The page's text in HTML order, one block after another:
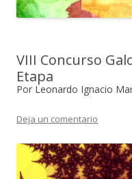
VIII Concurso
Etapa
Por Leonardo Ignacio
Deja un comentario